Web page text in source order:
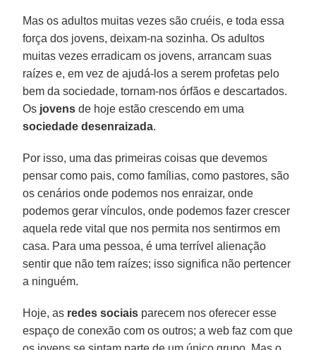
Mas os adultos muitas vezes são cruéis, e toda essa
força dos jovens, deixam-na sozinha. Os adultos
muitas vezes erradicam os jovens, arrancam suas
raízes e, em vez de ajudá-los a serem profetas pelo
bem da sociedade, tornam-nos órfãos e descartados.
Os jovens de hoje estão crescendo em uma
sociedade desenraizada.
Por isso, uma das primeiras coisas que devemos
pensar como pais, como famílias, como pastores, são
os cenários onde podemos nos enraizar, onde
podemos gerar vínculos, onde podemos fazer crescer
aquela rede vital que nos permita nos sentirmos em
casa. Para uma pessoa, é uma terrível alienação
sentir que não tem raízes; isso significa não pertencer
a ninguém.
Hoje, as redes sociais parecem nos oferecer esse
espaço de conexão com os outros; a web faz com que